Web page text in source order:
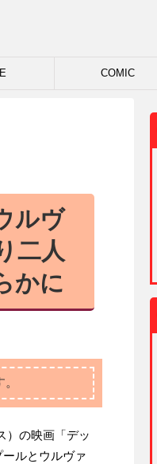
COMIC
ルヴ
二人
かに
）の映画「デッ
ルとウルヴァ